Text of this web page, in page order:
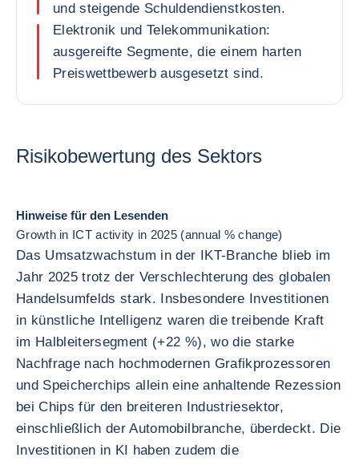
und steigende Schuldendienstkosten.
Elektronik und Telekommunikation:
ausgereifte Segmente, die einem harten
Preiswettbewerb ausgesetzt sind.
Risikobewertung des Sektors
Hinweise für den Lesenden
Growth in ICT activity in 2025 (annual % change)
Das Umsatzwachstum in der IKT-Branche blieb im
Jahr 2025 trotz der Verschlechterung des globalen
Handelsumfelds stark. Insbesondere Investitionen
in künstliche Intelligenz waren die treibende Kraft
im Halbleitersegment (+22 %), wo die starke
Nachfrage nach hochmodernen Grafikprozessoren
und Speicherchips allein eine anhaltende Rezession
bei Chips für den breiteren Industriesektor,
einschließlich der Automobilbranche, überdeckt. Die
Investitionen in KI haben zudem die